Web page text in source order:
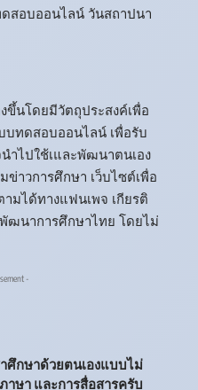
สอบออนไลน์ วันสถาปนา
ขึ้นโดยมีวัตถุประสงค์เพื่อ
บทดสอบออนไลน์ เพื่อรับ
ำไปใช้เและพัฒนาตนเอง
าวการศึกษา เว็บไซต์เพื่อ
มได้ทางแฟนเพจ เกียรติ
ฒนาการศึกษาไทย โดยไม่
-
ศึกษาด้วยตนเองแบบไม่
าษา และการสื่อสารครับ